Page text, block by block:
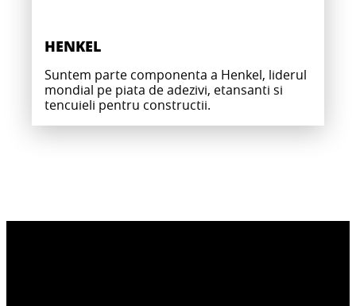
HENKEL
Suntem parte componenta a Henkel, liderul
mondial pe piata de adezivi, etansanti si
tencuieli pentru constructii.